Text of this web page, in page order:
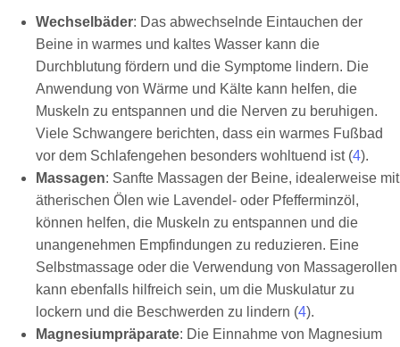
Wechselbäder: Das abwechselnde Eintauchen der
Beine in warmes und kaltes Wasser kann die
Durchblutung fördern und die Symptome lindern. Die
Anwendung von Wärme und Kälte kann helfen, die
Muskeln zu entspannen und die Nerven zu beruhigen.
Viele Schwangere berichten, dass ein warmes Fußbad
vor dem Schlafengehen besonders wohltuend ist (4).
Massagen: Sanfte Massagen der Beine, idealerweise mit
ätherischen Ölen wie Lavendel- oder Pfefferminzöl,
können helfen, die Muskeln zu entspannen und die
unangenehmen Empfindungen zu reduzieren. Eine
Selbstmassage oder die Verwendung von Massagerollen
kann ebenfalls hilfreich sein, um die Muskulatur zu
lockern und die Beschwerden zu lindern (4).
Magnesiumpräparate: Die Einnahme von Magnesium